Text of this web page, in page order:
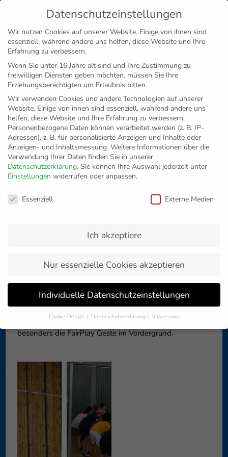
MENÜ
Disclaimer Impressum Datenschutz
Grundschule
den Trainern des VfB Friedrichshafen besucht, die den
wurde 1 gegen 1 sowie 2 gegen 2 gespielt. Dabei stand
besonders die FairPlay Geste im Vordergrund.
Datenschutzeinstellungen
Wir nutzen Cookies auf unserer Website. Einige von ihnen sind
essenziell, während andere uns helfen, diese Website und Ihre
Erfahrung zu verbessern.
Wenn Sie unter 16 Jahre alt sind und Ihre Zustimmung zu
freiwilligen Diensten geben möchten, müssen Sie Ihre
Erziehungsberechtigten um Erlaubnis bitten.
Wir verwenden Cookies und andere Technologien auf unserer
Website. Einige von ihnen sind essenziell, während andere uns
helfen, diese Website und Ihre Erfahrung zu verbessern.
Personenbezogene Daten können verarbeitet werden (z. B. IP-
Adressen), z. B. für personalisierte Anzeigen und Inhalte oder
Anzeigen- und Inhaltsmessung. Weitere Informationen über die
Verwendung Ihrer Daten finden Sie in unserer
Datenschutzerklärung. Sie können Ihre Auswahl jederzeit unter
Einstellungen widerrufen oder anpassen.
Datenschutzeinstellungen
Essenziell Externe Medien
Ich akzeptiere
Nur essenzielle Cookies akzeptieren
Individuelle Datenschutzeinstellungen
Cookie-Details Datenschutzerklärung Impressum
Datenschutzeinstellungen
Erziehungsberechtigten um Erlaubnis bitten.
Wir verwenden Cookies und andere Technologien auf unserer
Website. Einige von ihnen sind essenziell, während andere uns
helfen, diese Website und Ihre Erfahrung zu verbessern.
Personenbezogene Daten können verarbeitet werden (z. B. IP-
Adressen), z. B. für personalisierte Anzeigen und Inhalte oder
Anzeigen- und Inhaltsmessung.
Verwendung Ihrer Daten finden Sie in unserer
Datenschutzerklärung
.